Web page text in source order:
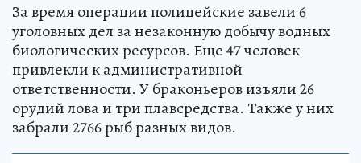
За время операции полицейские завели 6
уголовных дел за незаконную добычу водных
биологических ресурсов. Еще 47 человек
привлекли к административной
ответственности. У браконьеров изъяли 26
орудий лова и три плавсредства. Также у них
забрали 2766 рыб разных видов.